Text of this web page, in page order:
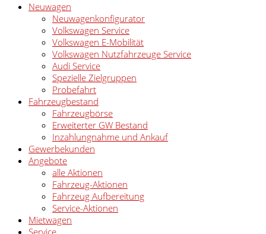
Neuwagen
Neuwagenkonfigurator
Volkswagen Service
Volkswagen E-Mobilität
Volkswagen Nutzfahrzeuge Service
Audi Service
Spezielle Zielgruppen
Probefahrt
Fahrzeugbestand
Fahrzeugbörse
Erweiterter GW Bestand
Inzahlungnahme und Ankauf
Gewerbekunden
Angebote
alle Aktionen
Fahrzeug-Aktionen
Fahrzeug Aufbereitung
Service-Aktionen
Mietwagen
Service